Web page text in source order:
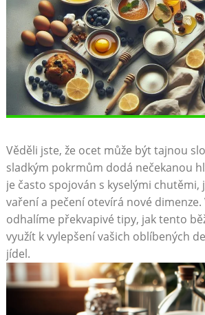
Věděli jste, že ocet ⁢může být tajnou
sladkým pokrmům dodá nečekanou
je často spojován s kyselými
vaření a⁣ pečení⁣ otevírá nové
odhalíme překvapivé ⁣tipy, jak tento⁣
využít k ​vylepšení vašich oblíbených
jídel.